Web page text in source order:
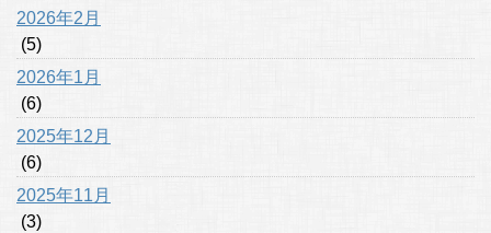
2026年2月
(5)
2026年1月
(6)
2025年12月
(6)
2025年11月
(3)